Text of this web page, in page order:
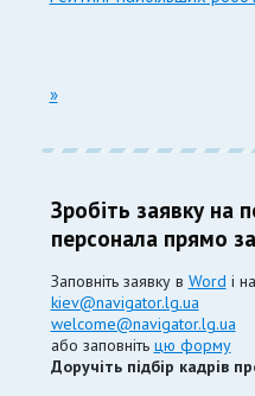
»
Зробіть заявку на
персонала прямо
Заповніть заявку в Word і
kiev@navigator.lg.ua
welcome@navigator.lg.ua
або заповніть цю форму
Доручіть підбір кадрів